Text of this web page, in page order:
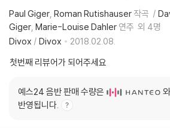
Paul Giger Roman Rutishauser 작곡
Giger Marie-Louise Dahler 연주 외 4명
Divox / Divox
2018.02.08.
첫번째 리뷰어가 되어주세요
예스24 음반 판매 수량은 와
반영됩니다.